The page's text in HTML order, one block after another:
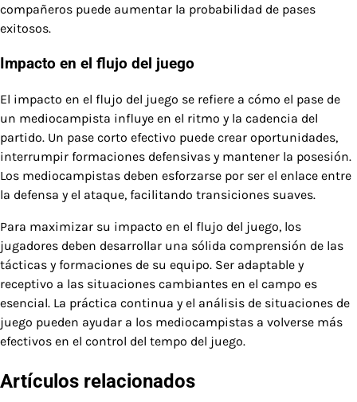
compañeros puede aumentar la probabilidad de pases
exitosos.
Impacto en el flujo del juego
El impacto en el flujo del juego se refiere a cómo el pase de
un mediocampista influye en el ritmo y la cadencia del
partido. Un pase corto efectivo puede crear oportunidades,
interrumpir formaciones defensivas y mantener la posesión.
Los mediocampistas deben esforzarse por ser el enlace entre
la defensa y el ataque, facilitando transiciones suaves.
Para maximizar su impacto en el flujo del juego, los
jugadores deben desarrollar una sólida comprensión de las
tácticas y formaciones de su equipo. Ser adaptable y
receptivo a las situaciones cambiantes en el campo es
esencial. La práctica continua y el análisis de situaciones de
juego pueden ayudar a los mediocampistas a volverse más
efectivos en el control del tempo del juego.
Artículos relacionados